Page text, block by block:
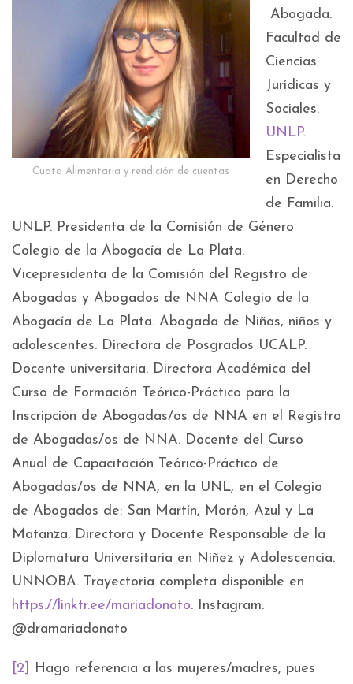
Cuota Alimentaria y rendición de cuentas
Abogada.
Facultad de
Ciencias
Jurídicas y
Sociales.
UNLP.
Especialista
en Derecho
de Familia.
UNLP. Presidenta de la Comisión de Género
Colegio de la Abogacía de La Plata.
Vicepresidenta de la Comisión del Registro de
Abogadas y Abogados de NNA Colegio de la
Abogacía de La Plata. Abogada de Niñas, niños y
adolescentes. Directora de Posgrados UCALP.
Docente universitaria. Directora Académica del
Curso de Formación Teórico-Práctico para la
Inscripción de Abogadas/os de NNA en el Registro
de Abogadas/os de NNA. Docente del Curso
Anual de Capacitación Teórico-Práctico de
Abogadas/os de NNA, en la UNL, en el Colegio
de Abogados de: San Martín, Morón, Azul y La
Matanza. Directora y Docente Responsable de la
Diplomatura Universitaria en Niñez y Adolescencia.
UNNOBA. Trayectoria completa disponible en
https://linktr.ee/mariadonato. Instagram:
@dramariadonato
[2]
Hago referencia a las mujeres/madres, pues